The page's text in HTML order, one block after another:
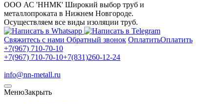
ООО АС 'ННМК' Широкий выбор труб и
металлопроката в Нижнем Новгороде.
Осуществляем все виды изоляции труб.
Свяжитесь с нами Обратный звонок ОплатитьОплатить
+7(967) 710-70-10
+7(967) 710-70-10+7(831)260-12-24
info@nn-metall.ru
МенюЗакрыть